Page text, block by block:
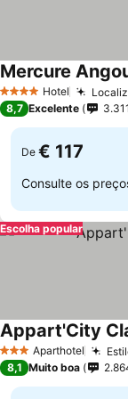
4 EstrelasHotel
Mercure
8,7 Excelente 3.311
De € 117
Consulte os
Escolha popular
3 EstrelasAparthotel
Appart'City
8,1 Muito boa